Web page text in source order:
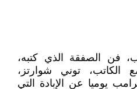
فن الصفقة الذي كتبه،
الكاتب، توني شوارتز،
يوميا عن الإبادة التي